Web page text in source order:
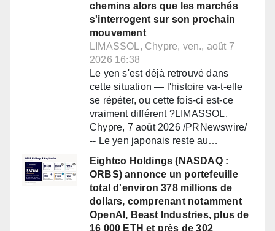
chemins alors que les marchés
s'interrogent sur son prochain
mouvement
LIMASSOL, Chypre, ven., août 7
2026 16:38
Le yen s'est déjà retrouvé dans
cette situation — l'histoire va-t-elle
se répéter, ou cette fois-ci est-ce
vraiment différent ?LIMASSOL,
Chypre, 7 août 2026 /PRNewswire/
-- Le yen japonais reste au…
Eightco Holdings (NASDAQ :
ORBS) annonce un portefeuille
total d'environ 378 millions de
dollars, comprenant notamment
OpenAI, Beast Industries, plus de
16 000 ETH et près de 302